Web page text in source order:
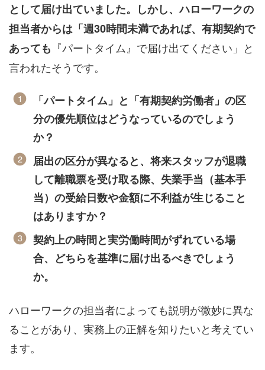
として届け出ていました。しかし、ハローワークの
担当者からは「週30時間未満であれば、有期契約で
あっても 『パートタイム』で届け出てください」と
言われたそうです。
「パートタイム」と「有期契約労働者」の区
分の優先順位はどうなっているのでしょう
か？
届出の区分が異なると、将来スタッフが退職
して離職票を受け取る際、失業手当（基本手
当）の受給日数や金額に不利益が生じること
はありますか？
契約上の時間と実労働時間がずれている場
合、どちらを基準に届け出るべきでしょう
か。
ハローワークの担当者によっても説明が微妙に異な
ることがあり、実務上の正解を知りたいと考えてい
ます。